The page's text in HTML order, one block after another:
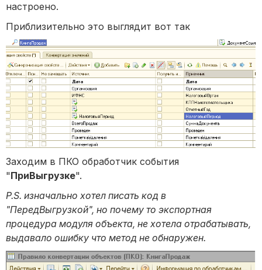
настроено.
Приблизительно это выглядит вот так
Заходим в ПКО обработчик события
"ПриВыгрузке".
P.S. изначально хотел писать код в
"ПередВыгрузкой", но почему то экспортная
процедура модуля объекта, не хотела отрабатывать,
выдавало ошибку что метод не обнаружен.